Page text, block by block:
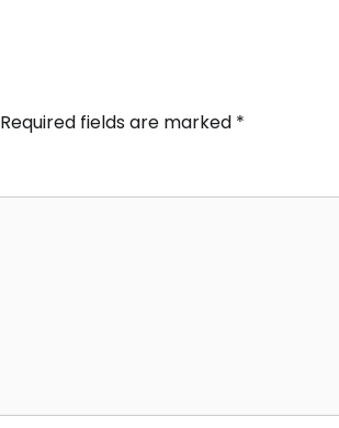
Required fields are marked *